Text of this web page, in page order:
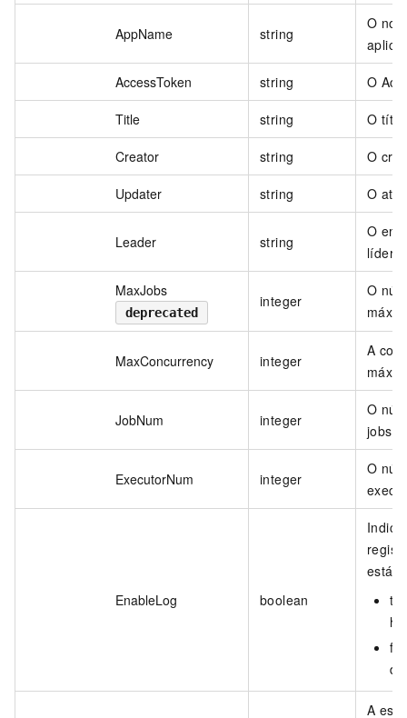
AppName string
O
AccessToken string O
Title string O
Creator string O
Updater string O
Leader string
O
líder.
MaxJobs
deprecated
integer
O
MaxConcurrency integer
A
JobNum integer
O
jobs.
ExecutorNum integer
O
EnableLog boolean
está
A